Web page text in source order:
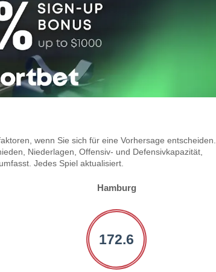
wenn Sie sich für eine Vorhersage entscheiden.
Niederlagen, Offensiv- und Defensivkapazität,
Jedes Spiel aktualisiert.
Hamburg
172.6